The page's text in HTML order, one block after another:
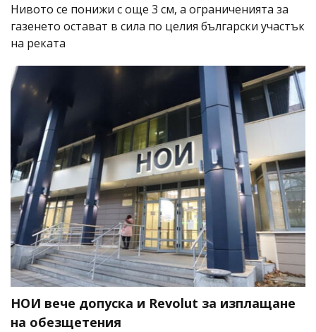
Нивото се понижи с още 3 см, а ограниченията за
газенето остават в сила по целия български участък
на реката
НОИ вече допуска и Revolut за изплащане
на обезщетения